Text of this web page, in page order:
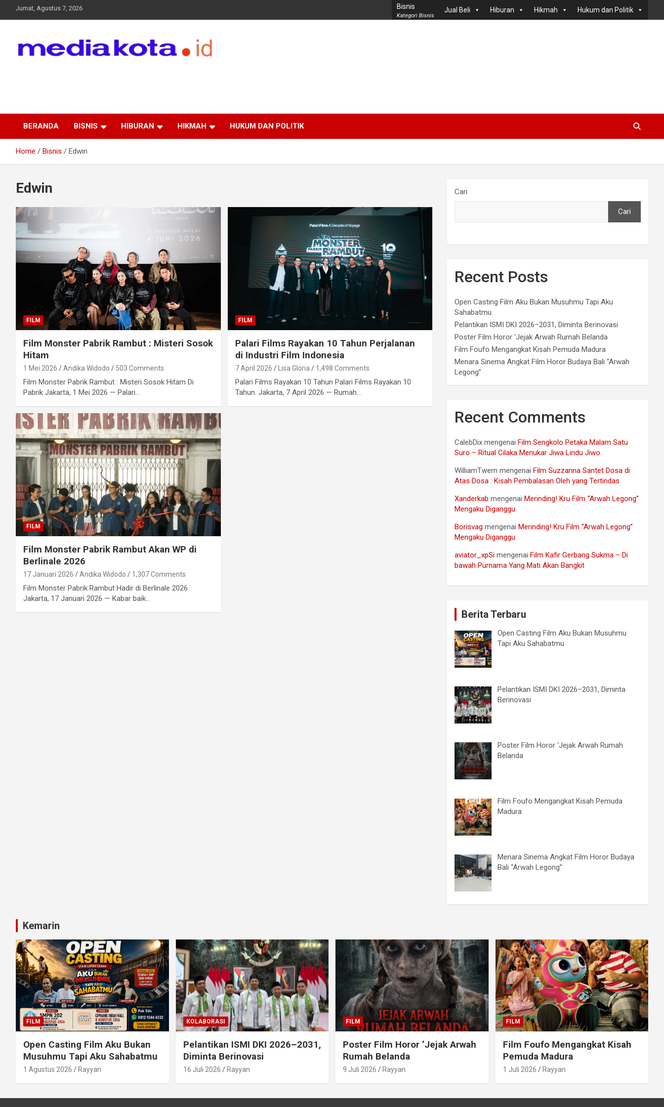
Jumat, Agustus 7, 2026 Bisnis
Kategori Bisnis
Jual Beli Hiburan Hikmah Hukum dan Politik
BERANDA BISNIS HIBURAN HIKMAH HUKUM DAN POLITIK
Home Bisnis Edwin
Edwin
FILM
Film Monster Pabrik Rambut : Misteri Sosok
Hitam
1 Mei 2026 Andika Widodo 503 Comments
Film Monster Pabrik Rambut : Misteri Sosok Hitam Di
Pabrik Jakarta, 1 Mei 2026 — Palari…
FILM
Palari Films Rayakan 10 Tahun Perjalanan
di Industri Film Indonesia
7 April 2026 Lisa Gloria 1,498 Comments
Palari Films Rayakan 10 Tahun Palari Films Rayakan 10
Tahun. Jakarta, 7 April 2026 — Rumah…
FILM
Film Monster Pabrik Rambut Akan WP di
Berlinale 2026
17 Januari 2026 Andika Widodo 1,307 Comments
Film Monster Pabrik Rambut Hadir di Berlinale 2026
Jakarta, 17 Januari 2026 — Kabar baik…
Cari
Cari
Recent Posts
Open Casting Film Aku Bukan Musuhmu Tapi Aku
Sahabatmu
Pelantikan ISMI DKI 2026–2031, Diminta Berinovasi
Poster Film Horor ‘Jejak Arwah Rumah Belanda
Film Foufo Mengangkat Kisah Pemuda Madura
Menara Sinema Angkat Film Horor Budaya Bali “Arwah
Legong”
Recent Comments
CalebDix mengenai Film Sengkolo Petaka Malam Satu
Suro – Ritual Cilaka Menukar Jiwa Lindu Jiwo
WilliamTwern mengenai Film Suzzanna Santet Dosa di
Atas Dosa : Kisah Pembalasan Oleh yang Tertindas
Xanderkab mengenai Merinding! Kru Film “Arwah Legong”
Mengaku Diganggu
Borisvag mengenai Merinding! Kru Film “Arwah Legong”
Mengaku Diganggu
aviator_xpSi mengenai Film Kafir Gerbang Sukma – Di
bawah Purnama Yang Mati Akan Bangkit
Berita Terbaru
Open Casting Film Aku Bukan Musuhmu
Tapi Aku Sahabatmu
Pelantikan ISMI DKI 2026–2031, Diminta
Berinovasi
Poster Film Horor ‘Jejak Arwah Rumah
Belanda
Film Foufo Mengangkat Kisah Pemuda
Madura
Menara Sinema Angkat Film Horor Budaya
Bali “Arwah Legong”
Kemarin
FILM
Open Casting Film Aku Bukan
Musuhmu Tapi Aku Sahabatmu
1 Agustus 2026 Rayyan
KOLABORASI
Pelantikan ISMI DKI 2026–2031,
Diminta Berinovasi
16 Juli 2026 Rayyan
FILM
Poster Film Horor ‘Jejak Arwah
Rumah Belanda
9 Juli 2026 Rayyan
FILM
Film Foufo Mengangkat Kisah
Pemuda Madura
1 Juli 2026 Rayyan